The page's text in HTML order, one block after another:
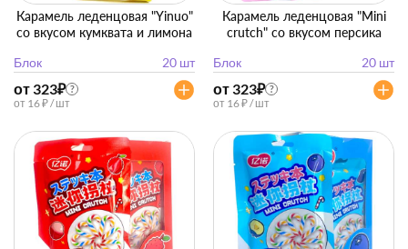
Карамель леденцовая "Yinuo"
со вкусом кумквата и лимона
Блок
20 шт
от 323₽ ?
от 16 ₽ / шт
Карамель леденцовая "Mini
crutch" со вкусом персика
Блок
20 шт
от 323₽ ?
от 16 ₽ / шт